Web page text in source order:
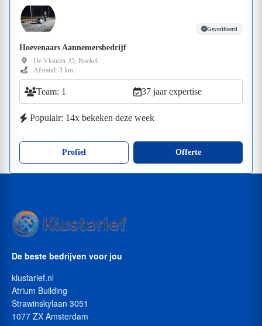
Geverifieerd
Hoevenaars Aannemersbedrijf
De Vlonder 35, Boekel
Afstand: 3 km
Team: 1 37 jaar expertise
Populair: 14x bekeken deze week
Profiel Offerte
De beste bedrijven voor jou
klustarief.nl
Atrium Building
Strawinskylaan 3051
1077 ZX Amsterdam